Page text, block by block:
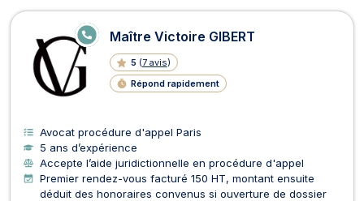
Maître Victoire GIBERT
5 (7 avis)
Répond rapidement
E
N
LI
G
E
Avocat procédure d'appel Paris
5 ans d’expérience
Accepte l’aide juridictionnelle en procédure d'appel
Premier rendez-vous facturé 150 HT, montant ensuite
déduit des honoraires convenus si ouverture de dossier